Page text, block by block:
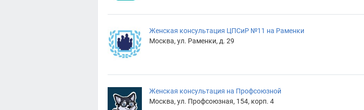
Женская консультация ЦПСиР №11 на Раменки
Москва, ул. Раменки, д. 29
Женская консультация на Профсоюзной
Москва, ул. Профсоюзная, 154, корп. 4